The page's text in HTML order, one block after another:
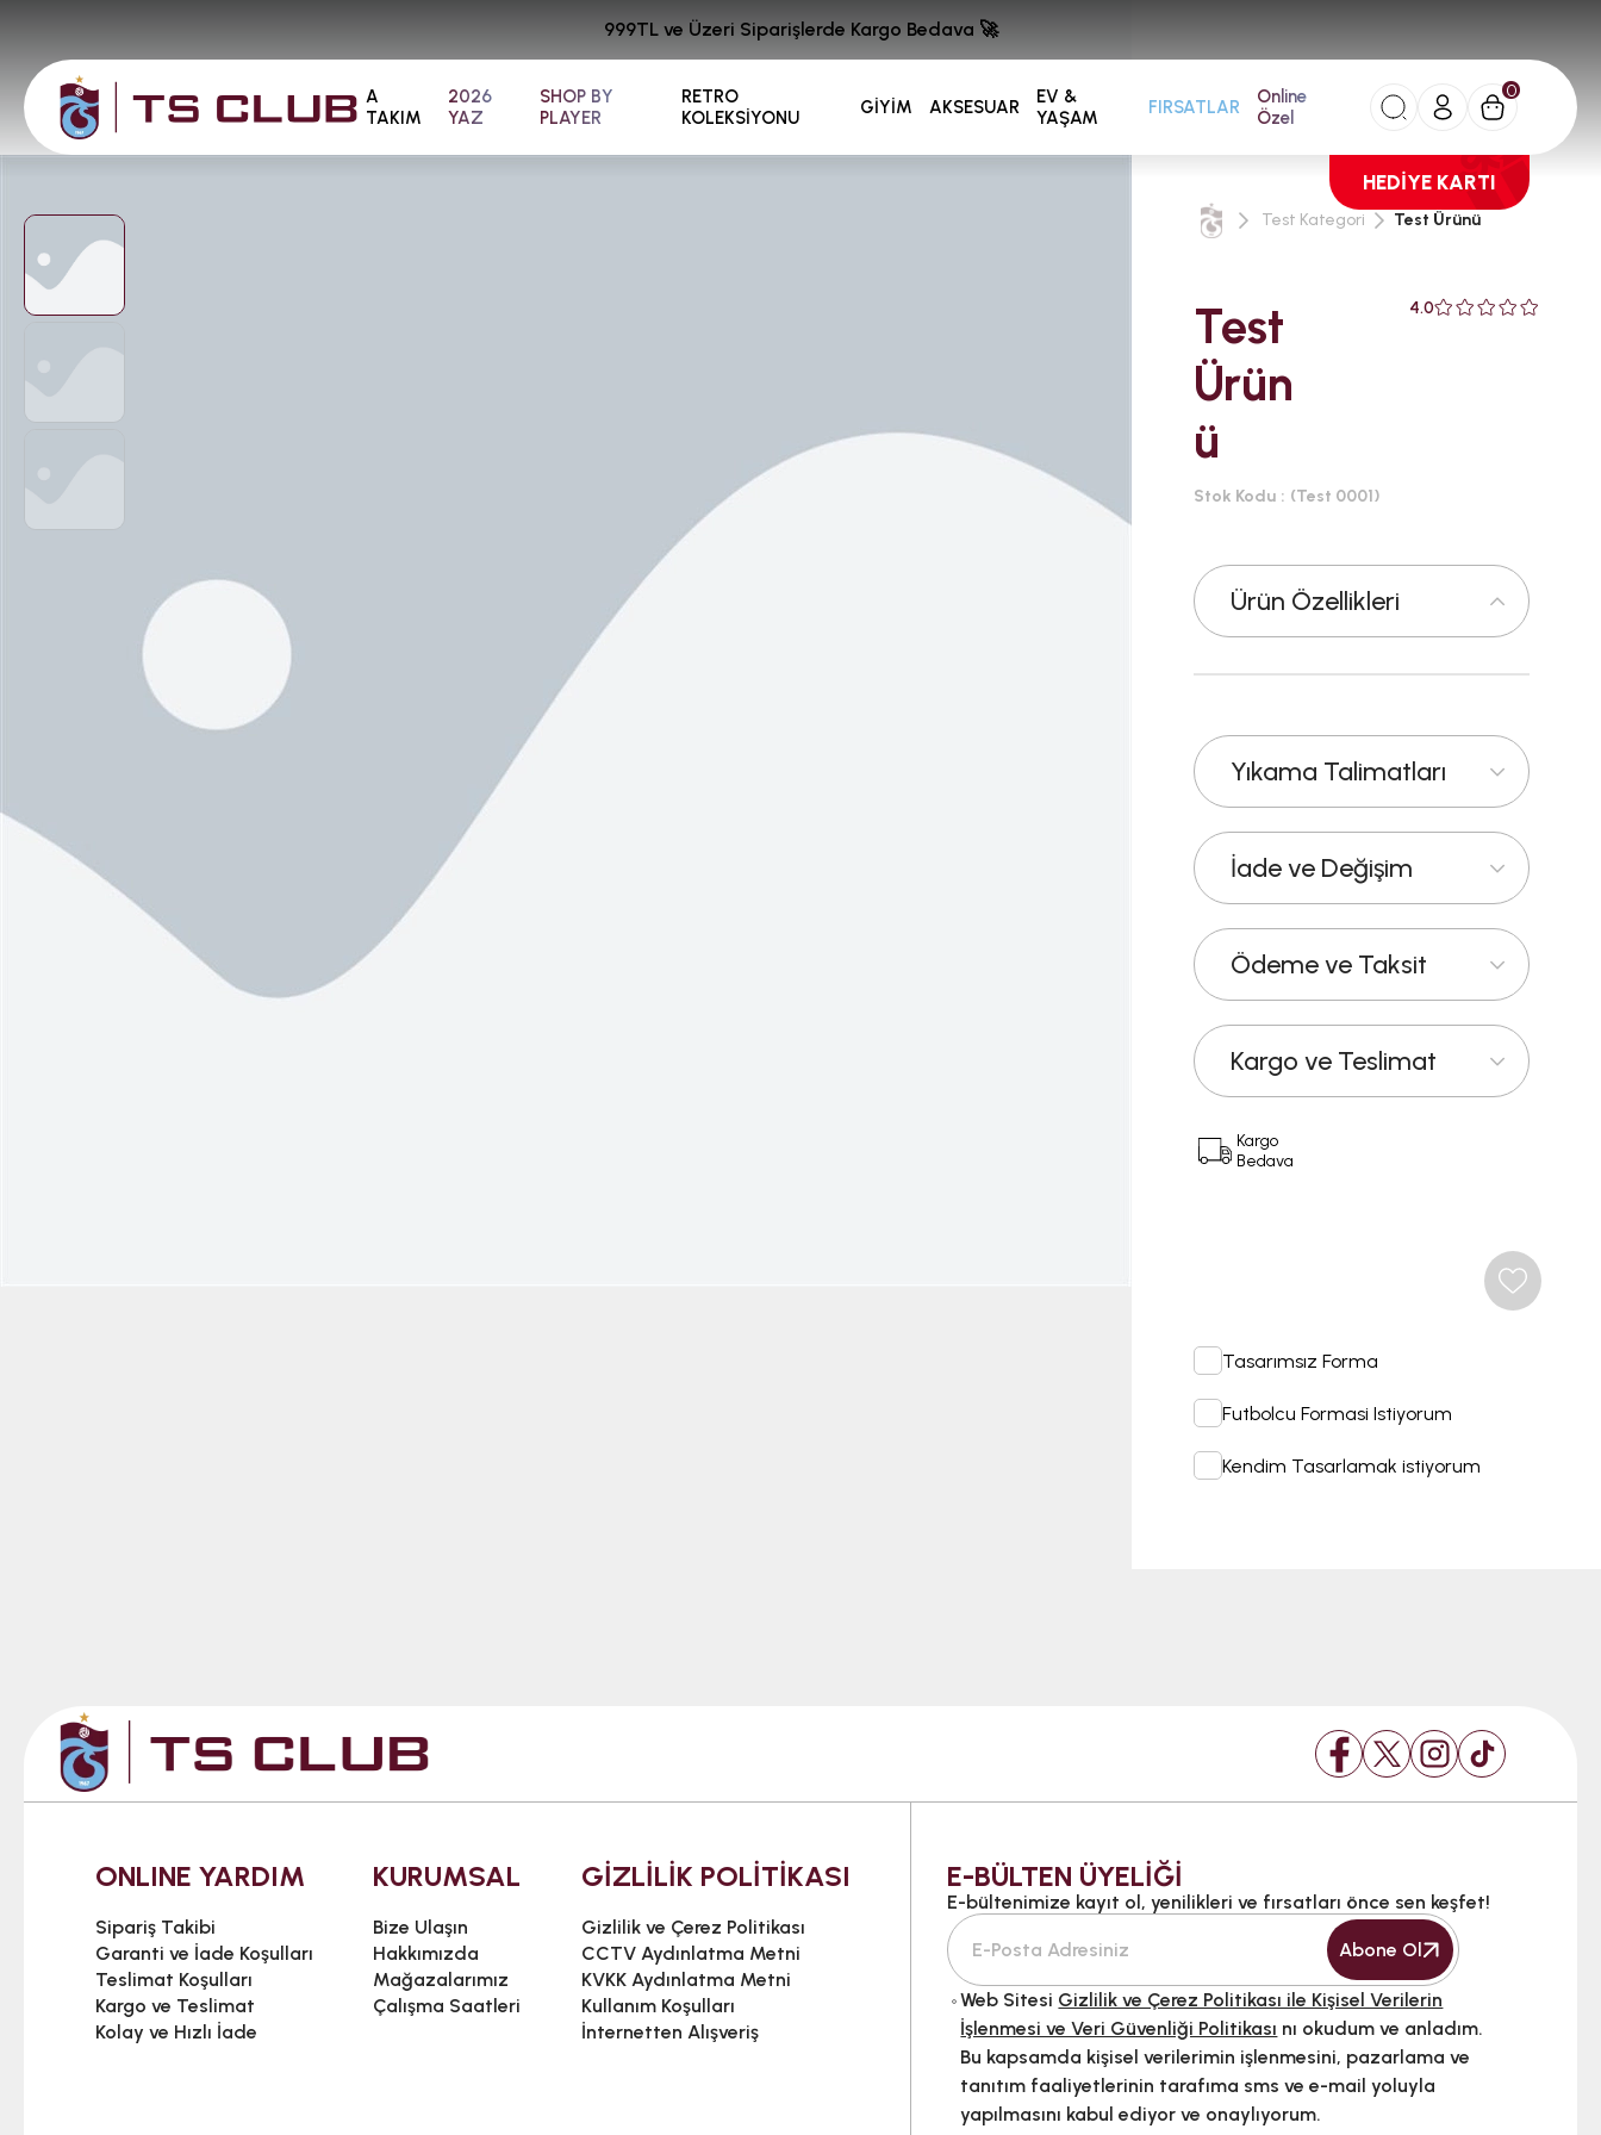
A
TAKIM
2026
YAZ
SHOP BY
PLAYER
RETRO
KOLEKSİYONU
GİYİM AKSESUAR
EV &
YAŞAM
FIRSATLAR
Online
Özel
0
HEDİYE KARTI
999TL ve Üzeri Siparişlerde Kargo Bedava 🚀
Test Kategori Test Ürünü
Test
Ürün
ü
4.0
Stok Kodu (Test 0001)
Ürün Özellikleri
Yıkama Talimatları
İade ve Değişim
Ödeme ve Taksit
Kargo ve Teslimat
Kargo
Bedava
Tasarımsız Forma
Futbolcu Formasi Istiyorum
Kendim Tasarlamak istiyorum
ONLINE YARDIM
Sipariş Takibi
Garanti ve İade Koşulları
Teslimat Koşulları
Kargo ve Teslimat
Kolay ve Hızlı İade
KURUMSAL
Bize Ulaşın
Hakkımızda
Mağazalarımız
Çalışma Saatleri
GİZLİLİK POLİTİKASI
Gizlilik ve Çerez Politikası
CCTV Aydınlatma Metni
KVKK Aydınlatma Metni
Kullanım Koşulları
İnternetten Alışveriş
E-BÜLTEN ÜYELİĞİ
E-bültenimize kayıt ol, yenilikleri ve fırsatları önce sen keşfet!
Abone Ol
Web Sitesi Gizlilik ve Çerez Politikası ile Kişisel Verilerin
İşlenmesi ve Veri Güvenliği Politikası nı okudum ve anladım.
Bu kapsamda kişisel verilerimin işlenmesini, pazarlama ve
tanıtım faaliyetlerinin tarafıma sms ve e-mail yoluyla
yapılmasını kabul ediyor ve onaylıyorum.